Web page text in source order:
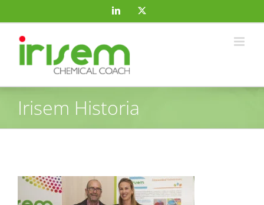
contenido
LinkedIn
Irisem Historia